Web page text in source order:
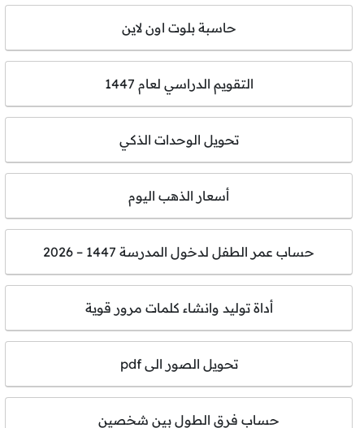
حاسبة بلوت اون لاين
التقويم الدراسي لعام 1447
تحويل الوحدات الذكي
أسعار الذهب اليوم
حساب عمر الطفل لدخول المدرسة 1447 – 2026
أداة توليد وانشاء كلمات مرور قوية
تحويل الصور الى pdf
حساب فرق الطول بين شخصين